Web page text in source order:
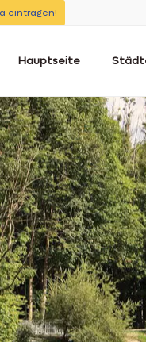
eintragen!
Hauptseite